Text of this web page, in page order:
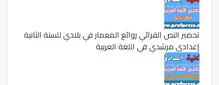
تحضير النص القرائي روائع المعمار في بلادي للسنة الثانية
إعدادي مرشدي في اللغة العربية